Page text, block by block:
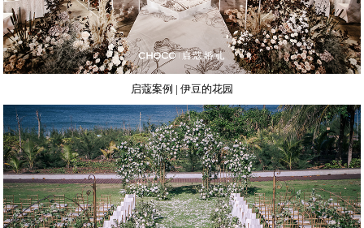
启蔻案例 | 伊豆的花园